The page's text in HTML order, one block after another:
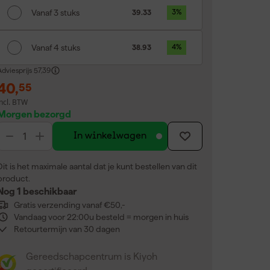
Vanaf 3 stuks 39.33 3%
Vanaf 4 stuks 38.93 4%
57,39
,55
BTW
bezorgd
In winkelwagen
is het maximale aantal dat je kunt bestellen van dit
1 beschikbaar
Gratis verzending vanaf €50,-
Vandaag voor 22:00u besteld = morgen in huis
Retourtermijn van 30 dagen
Gereedschapcentrum is Kiyoh